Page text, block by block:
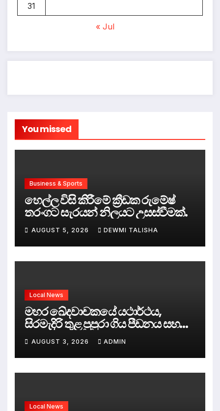
31
« Jul
You missed
Business & Sports
හෙල්ල විසි කිරීමේ ක්‍රීඩක රුමේෂ්
තරංගට සැරයන් නිලයට උසස්වීමක්.
AUGUST 5, 2026 DEWMI TALISHA
Local News
මහර ඛේදවාචකයේ යථාර්ථය,
සිරමැදිරි තුළ පුපුරා ගිය පීඩනය සහ
පලිගැනීමේ දේශපාලනය
AUGUST 3, 2026 ADMIN
Local News